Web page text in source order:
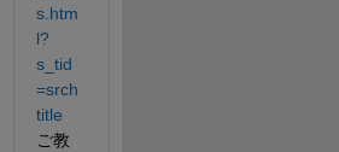
s.htm
l?
s_tid
=srch
title
ご教